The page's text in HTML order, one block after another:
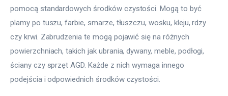
pomocą standardowych środków czystości. Mogą to być
plamy po tuszu, farbie, smarze, tłuszczu, wosku, kleju, rdzy
czy krwi. Zabrudzenia te mogą pojawić się na różnych
powierzchniach, takich jak ubrania, dywany, meble, podłogi,
ściany czy sprzęt AGD. Każde z nich wymaga innego
podejścia i odpowiednich środków czystości.